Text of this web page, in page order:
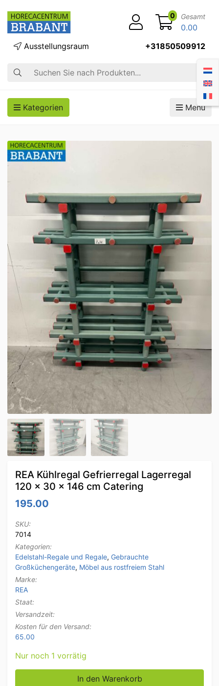
Suche
Ausstellungsraum +31850509912
0 Gesamt
0.00
Kategorien Menü
REA Kühlregal Gefrierregal Lagerregal
120 x 30 x 146 cm Catering
195.00
SKU:
7014
Kategorien:
Edelstahl-Regale und Regale, Gebrauchte
Großküchengeräte, Möbel aus rostfreiem Stahl
Marke:
REA
Staat:
Versandzeit:
Kosten für den Versand:
65.00
Nur noch 1 vorrätig
REA Kühlregal Gefrierregal Lagerregal 120 x 30 x 146
In den Warenkorb